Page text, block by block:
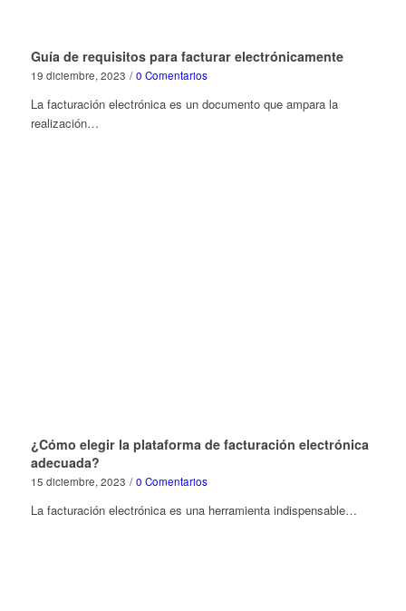
Guía de requisitos para facturar electrónicamente
19 diciembre, 2023 / 0 Comentarios
La facturación electrónica es un documento que ampara la
realización…
¿Cómo elegir la plataforma de facturación electrónica
adecuada?
15 diciembre, 2023 / 0 Comentarios
La facturación electrónica es una herramienta indispensable…